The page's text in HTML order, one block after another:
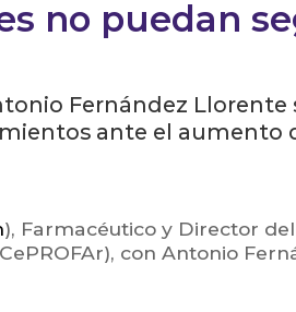
no puedan
Fernández Llorente
ante el aumento
), Farmacéutico y Director
con Antonio